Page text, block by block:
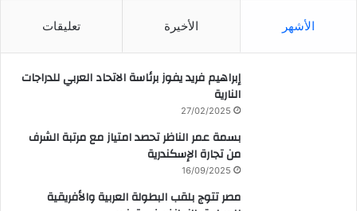
الأشهر الأخيرة تعليقات
إبراهيم فريد يفوز برئاسة الاتحاد العربي للدراجات
النارية
27/02/2025
بسمة عمر الناظر تحصد امتياز مع مرتبة الشرف
من تجارة الإسكندرية
16/09/2025
مصر تتوج بلقب البطولة العربية والأفريقية